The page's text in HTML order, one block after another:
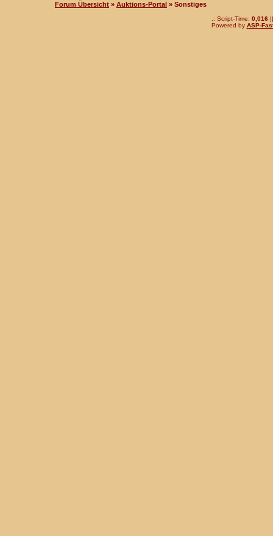
Forum Übersicht » Auktions-Portal » Sonstiges
.: Script-Time: 0,016||
Powered by ASP-